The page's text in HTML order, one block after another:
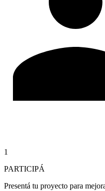
1
PARTICIPÁ
Presentá tu proyecto para